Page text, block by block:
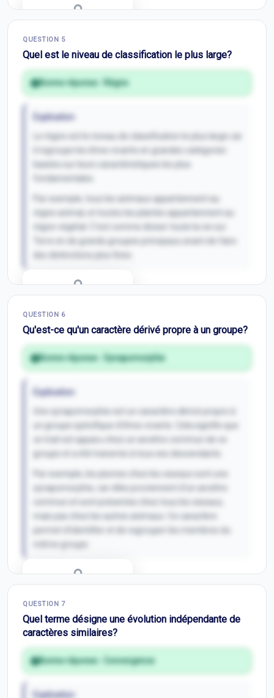
QUESTION 5
Quel est le niveau de classification le plus large?
Bonne réponse : Règne
Explication
Le règne est le niveau de classification le plus large car
il regroupe les êtres vivants en grandes catégories
basées sur leurs caractéristiques les plus
Par exemple, tous les animaux appartiennent au
règne animal, et toutes les plantes appartiennent au
règne végétal. C’est comme diviser toute la vie sur
Terre en de grands groupes principaux avant de faire
QUESTION 6
Qu'est-ce qu'un caractère dérivé propre à un groupe?
Bonne réponse : Synapomorphie
Explication
Une synapomorphie est un caractère dérivé propre à
un groupe spécifique d'êtres vivants. Cela signifie que
ce trait est apparu chez un ancêtre commun de ce
groupe et a été transmis à tous ses descendants.
Par exemple, les plumes chez les oiseaux sont une
synapomorphie, car elles proviennent d'un ancêtre
commun et sont présentes chez tous les oiseaux,
mais pas chez les autres animaux. Ce caractère
permet d’identifier et de regrouper les membres du
même groupe.
QUESTION 7
Quel terme désigne une évolution indépendante de
caractères similaires?
Bonne réponse : Convergence
Explication